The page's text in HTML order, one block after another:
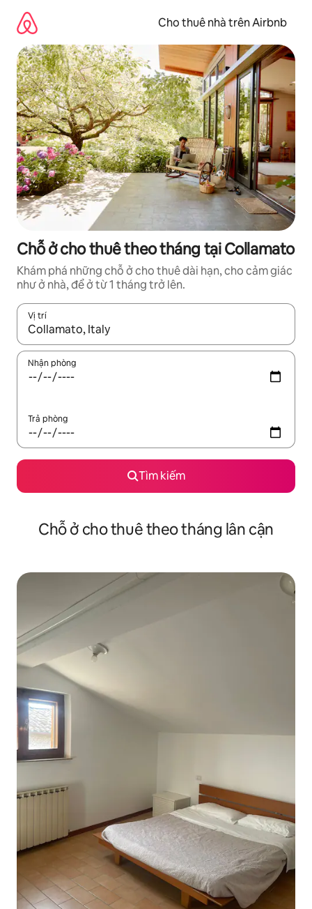
dung
Cho thuê nhà trên Airbnb
Chỗ ở cho thuê theo tháng tại Collamato
Khám phá những chỗ ở cho thuê dài hạn, cho cảm giác
như ở nhà, để ở từ 1 tháng trở lên.
Vị trí
Khi có kết quả, hãy điều hướng bằng phím mũi tên lên và
Nhận phòng
Trả phòng
Tìm kiếm
Chỗ ở cho thuê theo tháng lân cận